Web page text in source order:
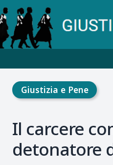
Giustizia e Pene
Il carcere
detonatore